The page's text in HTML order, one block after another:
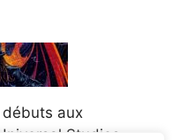
aux
Studios